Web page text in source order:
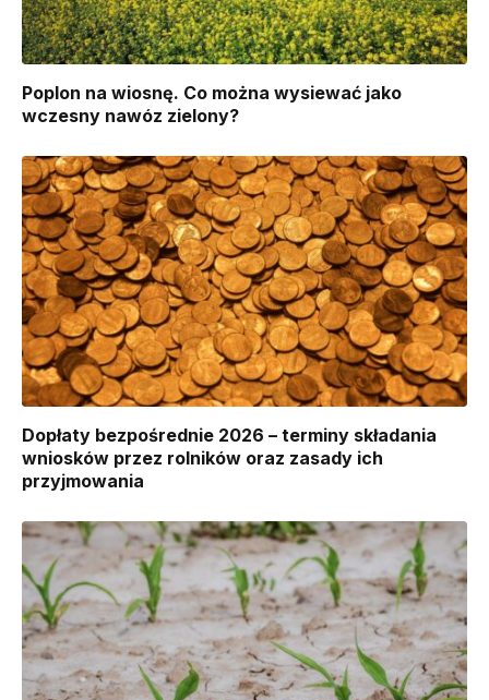
Poplon na wiosnę. Co można wysiewać jako
wczesny nawóz zielony?
Dopłaty bezpośrednie 2026 – terminy składania
wniosków przez rolników oraz zasady ich
przyjmowania